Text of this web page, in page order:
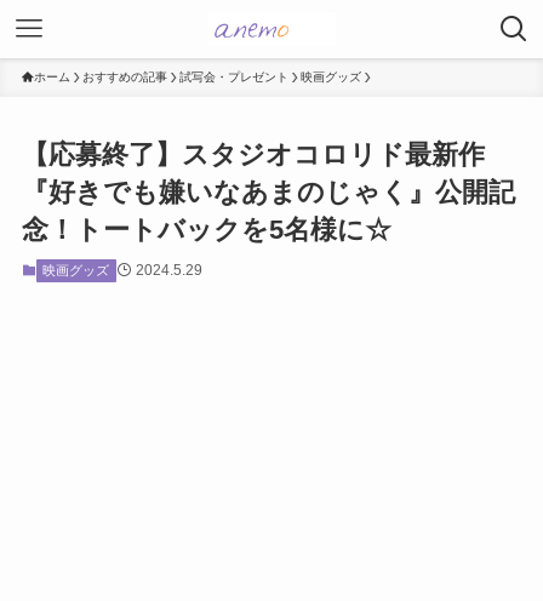
ホーム おすすめの記事 試写会・プレゼント 映画グッズ
【応募終了】スタジオコロリド最新作
『好きでも嫌いなあまのじゃく』公開記
念！トートバックを5名様に☆
映画グッズ 2024.5.29